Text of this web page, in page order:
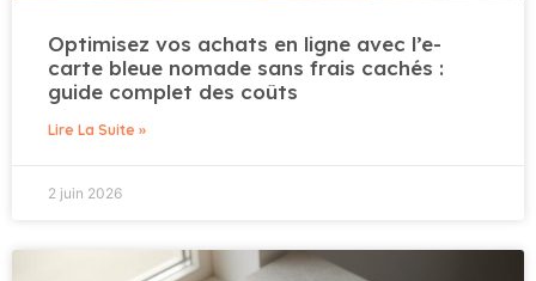
Optimisez vos achats en ligne avec l’e-
carte bleue nomade sans frais cachés :
guide complet des coûts
Lire La Suite »
2 juin 2026